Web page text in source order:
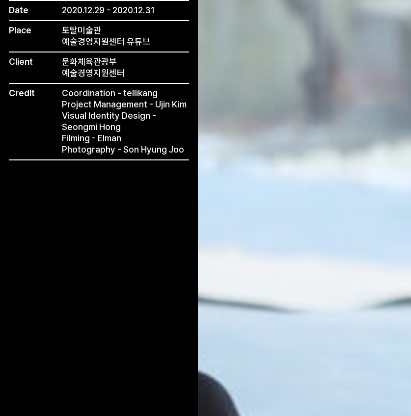
Date
2020.12.29 - 2020.12.31
Place
토탈미술관
예술경영지원센터 유튜브
Client
문화체육관광부
예술경영지원센터
Credit
Coordination - tellikang
Project Management - Ujin Kim
Visual Identity Design -
Seongmi Hong
Filming - Elman
Photography - Son Hyung Joo